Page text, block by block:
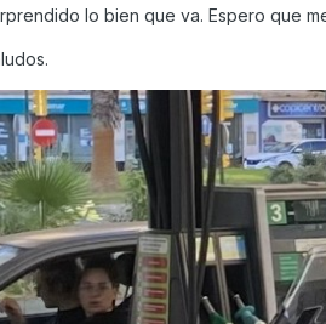
lo bien que va. Espero que